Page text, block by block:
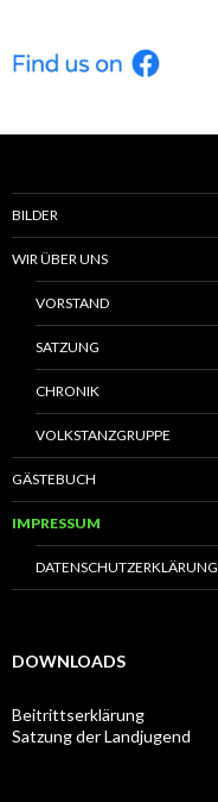
BILDER
WIR ÜBER UNS
VORSTAND
SATZUNG
CHRONIK
VOLKSTANZGRUPPE
GÄSTEBUCH
IMPRESSUM
DATENSCHUTZERKLÄRUNG
DOWNLOADS
Beitrittserklärung
Satzung der Landjugend